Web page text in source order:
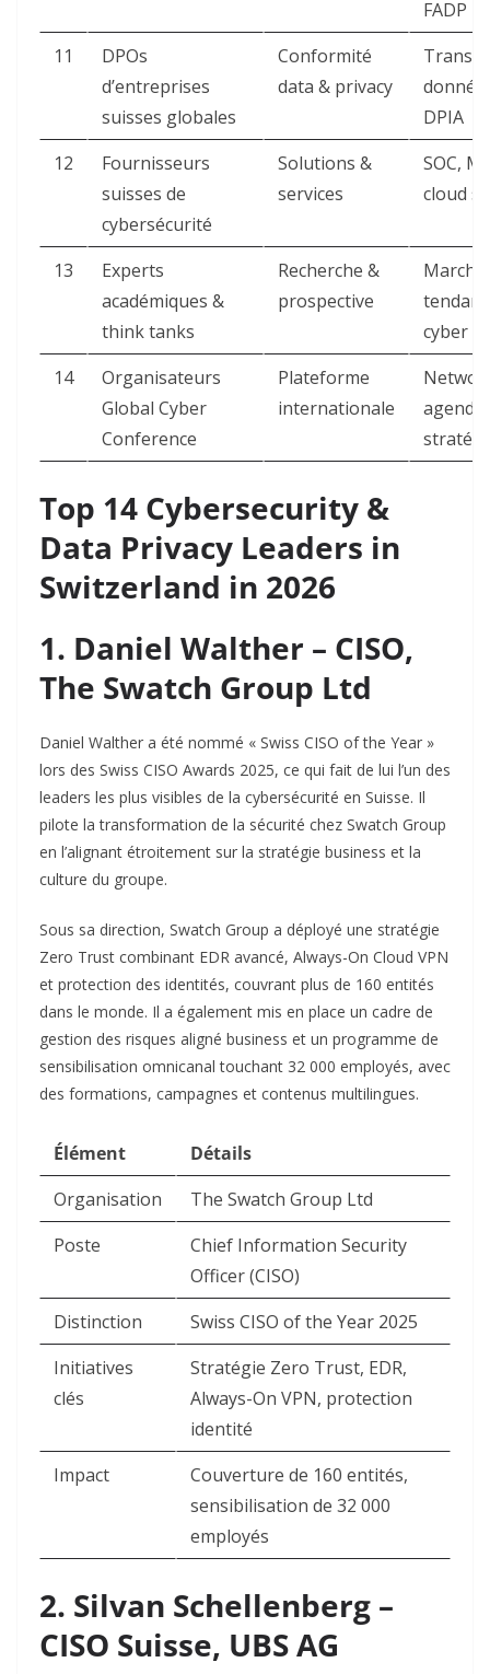
FADP ​
11
DPOs
d’entreprises
suisses globales
Conformité
data & privacy
DPIA ​
12
Fournisseurs
suisses de
cybersécurité
Solutions &
services
SOC,
cloud
13
Experts
académiques &
think tanks
Recherche &
prospective
cyber ​
14
Organisateurs
Global Cyber
Conference
Plateforme
internationale
agenda
Top 14 Cybersecurity &
Data Privacy Leaders in
Switzerland in 2026
1. Daniel Walther – CISO,
The Swatch Group Ltd
Daniel Walther a été nommé « Swiss CISO of the Year »
lors des Swiss CISO Awards 2025, ce qui fait de lui l’un des
leaders les plus visibles de la cybersécurité en Suisse. Il
pilote la transformation de la sécurité chez Swatch Group
en l’alignant étroitement sur la stratégie business et la
culture du groupe.​
Sous sa direction, Swatch Group a déployé une stratégie
Zero Trust combinant EDR avancé, Always-On Cloud VPN
et protection des identités, couvrant plus de 160 entités
dans le monde. Il a également mis en place un cadre de
gestion des risques aligné business et un programme de
sensibilisation omnicanal touchant 32 000 employés, avec
des formations, campagnes et contenus multilingues.​
Élément
Détails
Organisation
The Swatch Group Ltd ​
Poste
Chief Information Security
Officer (CISO) ​
Distinction
Swiss CISO of the Year 2025 ​
Initiatives
clés
Stratégie Zero Trust, EDR,
Always-On VPN, protection
identité ​
Impact
Couverture de 160 entités,
sensibilisation de 32 000
employés ​
2. Silvan Schellenberg –
CISO Suisse, UBS AG